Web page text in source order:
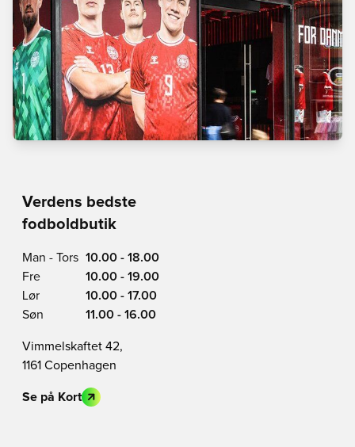
Verdens bedste
fodboldbutik
Man - Tors 10.00 - 18.00
Fre
10.00 - 19.00
Lør
10.00 - 17.00
Søn
11.00 - 16.00
Vimmelskaftet 42,
1161 Copenhagen
Se på Kort